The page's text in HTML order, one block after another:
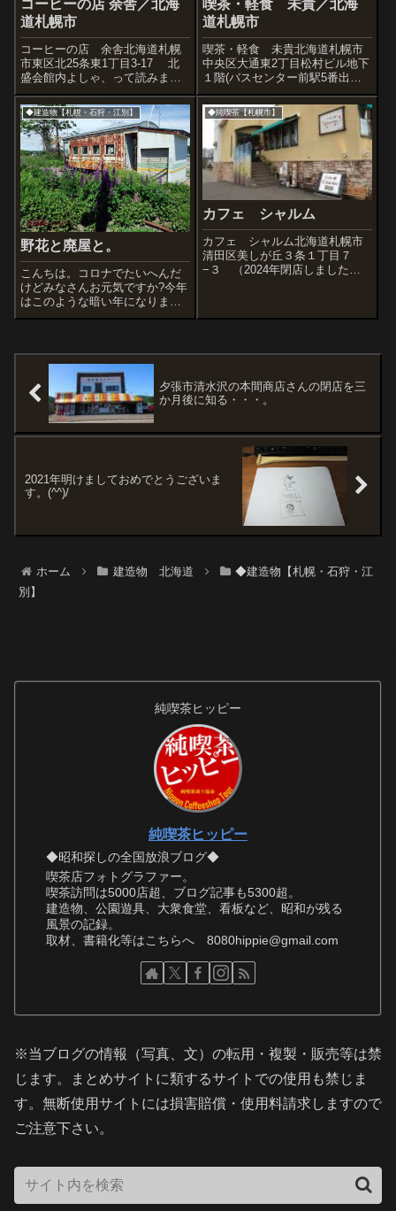
コーヒーの店 余舎／北海
道札幌市
コーヒーの店 余舎北海道札幌
市東区北25条東1丁目3-17 北
盛会館内よしゃ、って読みま
す。余暇をお茶でごゆっくり、
という意味。もう三十年以上(記
憶が曖昧ですが)前、ママさんが
営業をはじめる際に、絵やデザ
インが好きな若者に50万円(記憶
が...
喫茶・軽食 未貴／北海
道札幌市
喫茶・軽食 未貴北海道札幌市
中央区大通東2丁目松村ビル地下
１階(バスセンター前駅5番出口)
この地下鉄バスセンター駅直結
空間は喫茶ファンならチェック
すべきふたつの店があります。
本日写真レポートするのは「未
貴」さん。ママさんのお話では
喫茶は38...
◆建造物【札幌・石狩・江別】
野花と廃屋と。
こんちは。コロナでたいへんだ
けどみなさんお元気ですか?今年
はこのような暗い年になりまし
たが、「おぉっ、きれい!」と思
た「旧札沼線 JR中小屋駅」。
その廃駅舎の真ん前にある食堂
です。「...
◆純喫茶【札幌市】
カフェ シャルム
カフェ シャルム北海道札幌市
清田区美しが丘３条１丁目７
−３ （2024年閉店しました）
ドや写真集...
夕張市清水沢の本間商店さんの閉店を三
か月後に知る・・・。
2021年明けましておめでとうございま
す。(^^)/
ホーム 建造物 北海道
◆建造物【札幌・石狩・江
別】
純喫茶ヒッピー
純喫茶ヒッピー
◆昭和探しの全国放浪ブログ◆
喫茶店フォトグラファー。
喫茶訪問は5000店超、ブログ記事も5300超。
建造物、公園遊具、大衆食堂、看板など、昭和が残る
風景の記録。
取材、書籍化等はこちらへ 8080hippie@gmail.com
※当ブログの情報（写真、文）の転用・複製・販売等は禁
じます。まとめサイトに類するサイトでの使用も禁じま
す。無断使用サイトには損害賠償・使用料請求しますので
ご注意下さい。